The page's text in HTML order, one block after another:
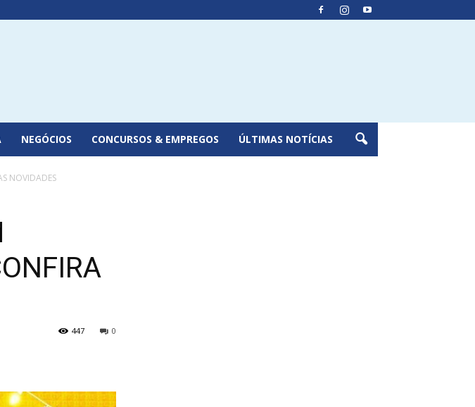
NEGÓCIOS CONCURSOS & EMPREGOS ÚLTIMAS NOTÍCIAS
NOVIDADES
0
447